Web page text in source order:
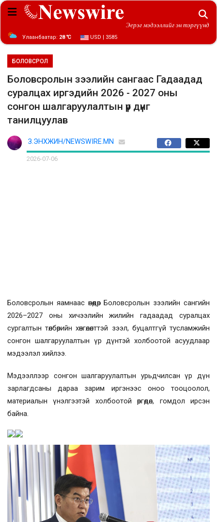
Эерэг мэдээллийг эн тэргүүнд
Улаанбаатар: 28 ℃ USD | 3585
БОЛОВСРОЛ
Боловсролын зээлийн сангаас Гадаадад
суралцах иргэдийн 2026 - 2027 оны
сонгон шалгаруулалтын үр дүнг
танилцуулав
З.ЭНХЖИН/NEWSWIRE.MN
2026-07-06
Боловсролын яамнаас өнөөдөр Боловсролын зээлийн сангийн
2026–2027 оны хичээлийн жилийн гадаадад суралцах
сургалтын төлбөрийн хөнгөлөлттэй зээл, буцалтгүй тусламжийн
сонгон шалгаруулалтын үр дүнтэй холбоотой асуудлаар
мэдээлэл хийлээ.
Мэдээллээр сонгон шалгаруулалтын урьдчилсан үр дүн
зарлагдсаны дараа зарим иргэнээс оноо тооцоолол,
материалын үнэлгээтэй холбоотой өргөдөл, гомдол ирсэн
байна.